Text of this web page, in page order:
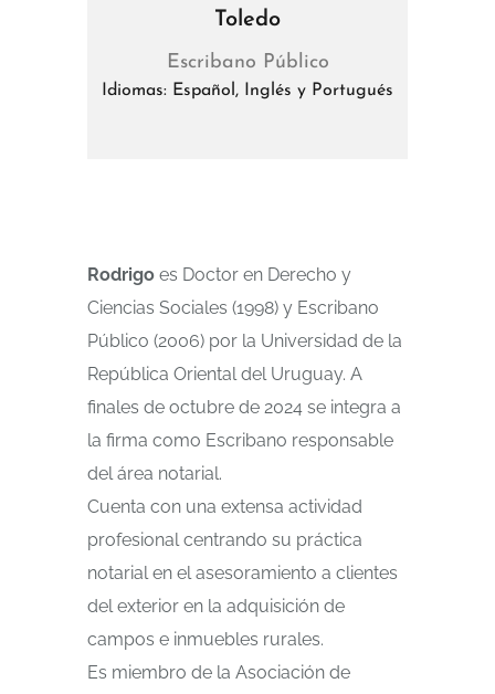
Toledo
Escribano Público
Idiomas: Español, Inglés y Portugués
Rodrigo es Doctor en Derecho y
Ciencias Sociales (1998) y Escribano
Público (2006) por la Universidad de la
República Oriental del Uruguay. A
finales de octubre de 2024 se integra a
la firma como Escribano responsable
del área notarial.
Cuenta con una extensa actividad
profesional centrando su práctica
notarial en el asesoramiento a clientes
del exterior en la adquisición de
campos e inmuebles rurales.
Es miembro de la Asociación de